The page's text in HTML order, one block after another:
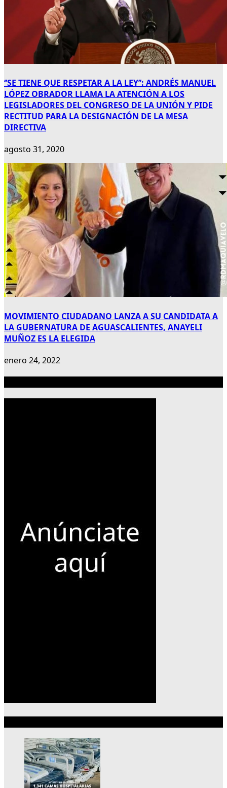
‘’SE TIENE QUE RESPETAR A LA LEY’’: ANDRÉS MANUEL
LÓPEZ OBRADOR LLAMA LA ATENCIÓN A LOS
LEGISLADORES DEL CONGRESO DE LA UNIÓN Y PIDE
RECTITUD PARA LA DESIGNACIÓN DE LA MESA
DIRECTIVA
agosto 31, 2020
MOVIMIENTO CIUDADANO LANZA A SU CANDIDATA A
LA GUBERNATURA DE AGUASCALIENTES, ANAYELI
MUÑOZ ES LA ELEGIDA
enero 24, 2022